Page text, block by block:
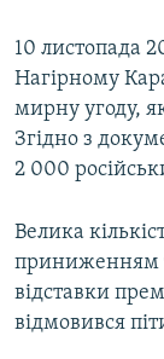
10 листопада
Нагірному
мирну угоду,
Згідно з
2 000
Велика
приниженням
відставки
відмовився